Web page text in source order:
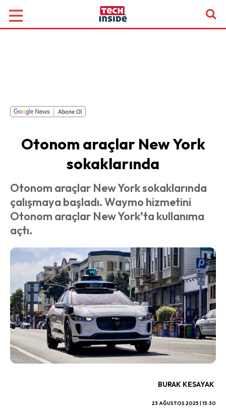
Otonom araçlar New York
sokaklarında
Otonom araçlar New York sokaklarında
çalışmaya başladı. Waymo hizmetini
Otonom araçlar New York’ta kullanıma
açtı.
BURAK KESAYAK
23 AĞUSTOS 2025 | 15:30